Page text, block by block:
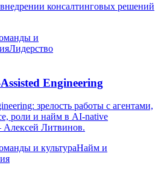
консалтинговых решений
и
Лидерство
Engineering
зрелость работы с агентами,
роли и найм в AI-native
Алексей Литвинов.
и культураНайм и